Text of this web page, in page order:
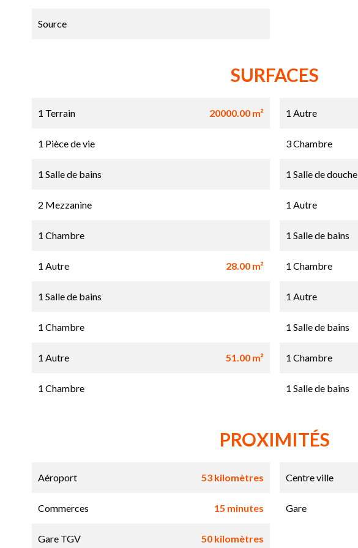
Source
SURFACES
1 Terrain 20000.00 m² 1 Autre
1 Pièce de vie 3 Chambre
1 Salle de bains 1 Salle de douche
2 Mezzanine 1 Autre
1 Chambre 1 Salle de bains
1 Autre 28.00 m² 1 Chambre
1 Salle de bains 1 Autre
1 Chambre 1 Salle de bains
1 Autre 51.00 m² 1 Chambre
1 Chambre 1 Salle de bains
PROXIMITÉS
Aéroport 53 kilomètres Centre ville
Commerces 15 minutes Gare
Gare TGV 50 kilomètres